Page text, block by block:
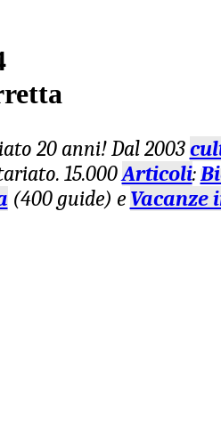
20 anni! Dal 2003
15.000Articoli:
(400 guide) e Vacanze